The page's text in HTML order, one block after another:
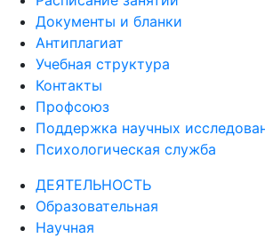
Документы и бланки
Антиплагиат
Учебная структура
Контакты
Профсоюз
Поддержка научных
Психологическая служба
ДЕЯТЕЛЬНОСТЬ
Образовательная
Научная